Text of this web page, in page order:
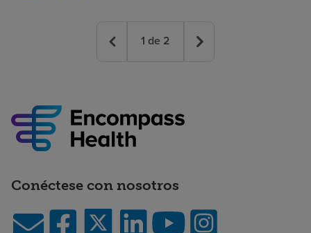
1 de 2
Conéctese con nosotros